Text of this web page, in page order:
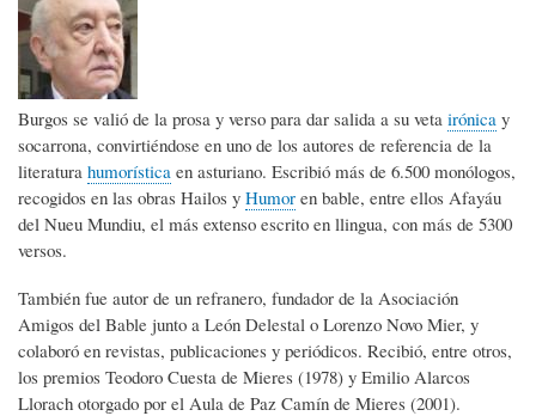
Burgos se valió de la prosa y verso para dar salida a su veta irónica y
socarrona, convirtiéndose en uno de los autores de referencia de la
literatura humorística en asturiano. Escribió más de 6.500 monólogos,
recogidos en las obras Hailos y Humor en bable, entre ellos Afayáu
del Nueu Mundiu, el más extenso escrito en llingua, con más de 5300
versos.
También fue autor de un refranero, fundador de la Asociación
Amigos del Bable junto a León Delestal o Lorenzo Novo Mier, y
colaboró en revistas, publicaciones y periódicos. Recibió, entre otros,
los premios Teodoro Cuesta de Mieres (1978) y Emilio Alarcos
Llorach otorgado por el Aula de Paz Camín de Mieres (2001).